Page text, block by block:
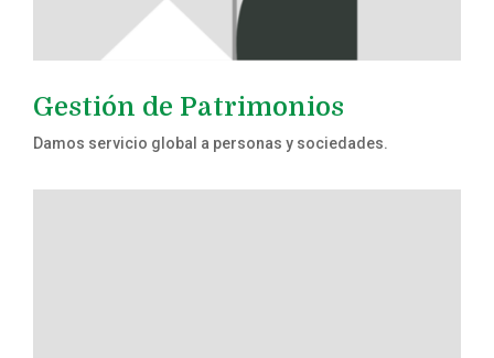
Gestión de Patrimonios
Damos servicio global a personas y sociedades.